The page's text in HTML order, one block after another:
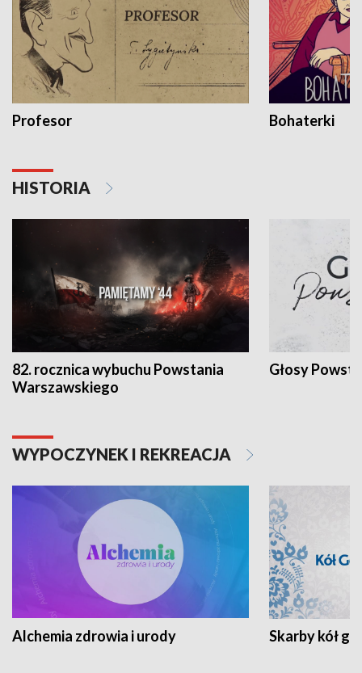
Profesor Bohaterki
HISTORIA
82. rocznica wybuchu Powstania
Warszawskiego
Głosy
WYPOCZYNEK I REKREACJA
Alchemia zdrowia i urody Skarby kół